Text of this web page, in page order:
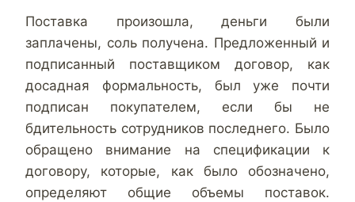
Поставка произошла, деньги были
заплачены, соль получена. Предложенный и
подписанный поставщиком договор, как
досадная формальность, был уже почти
подписан покупателем, если бы не
бдительность сотрудников последнего. Было
обращено внимание на спецификации к
договору, которые, как было обозначено,
определяют общие объемы поставок.